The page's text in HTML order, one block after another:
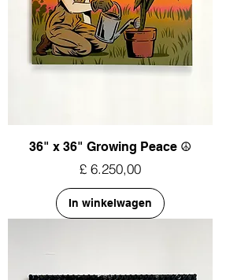
36" x 36" Growing Peace ☮︎
Prijs
£ 6.250,00
In winkelwagen